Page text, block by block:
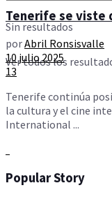
Sin resultados
Ver todos los
Tenerife se viste
porAbril Ronsisvalle
10 julio 2025
13
Tenerife continúa
la cultura y el cine
International ...
Popular Story